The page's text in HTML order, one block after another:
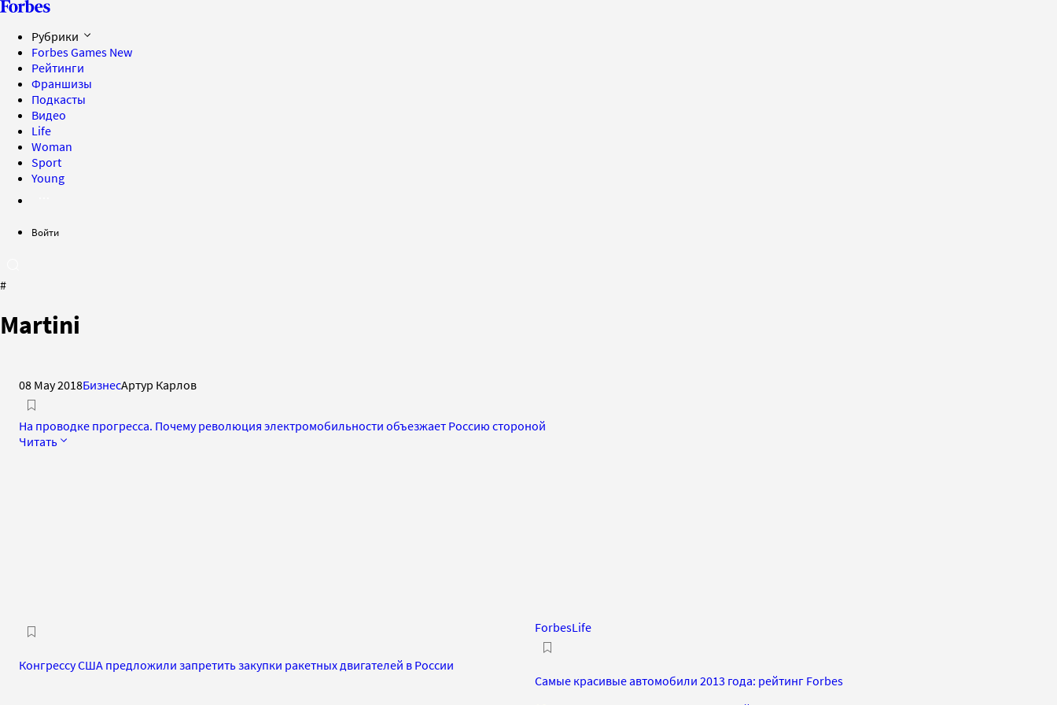
Рубрики
Forbes Games New
Рейтинги
Франшизы
Подкасты
Видео
Life
Woman
Sport
Young
Войти
#
Martini
08 May 2018БизнесАртур Карлов
На проводке прогресса. Почему революция электромобильности объезжает Россию стороной
Читать
Конгрессу США предложили запретить закупки ракетных двигателей в России
ForbesLife
Самые красивые автомобили 2013 года: рейтинг Forbes